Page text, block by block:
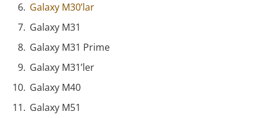
Galaxy M30’lar
Galaxy M31
Galaxy M31 Prime
Galaxy M31’ler
Galaxy M40
Galaxy M51